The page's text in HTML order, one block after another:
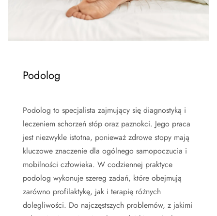
Podolog
Podolog to specjalista zajmujący się diagnostyką i
leczeniem schorzeń stóp oraz paznokci. Jego praca
jest niezwykle istotna, ponieważ zdrowe stopy mają
kluczowe znaczenie dla ogólnego samopoczucia i
mobilności człowieka. W codziennej praktyce
podolog wykonuje szereg zadań, które obejmują
zarówno profilaktykę, jak i terapię różnych
dolegliwości. Do najczęstszych problemów, z jakimi